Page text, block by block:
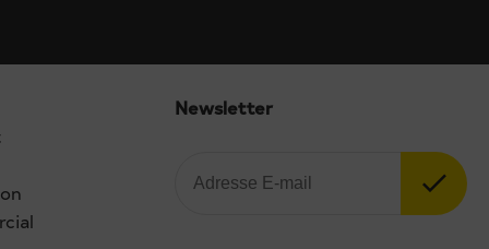
Newsletter